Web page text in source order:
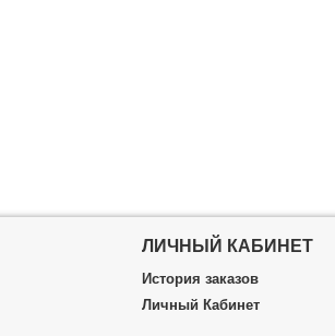
ЛИЧНЫЙ КАБИНЕТ
История заказов
Личный Кабинет